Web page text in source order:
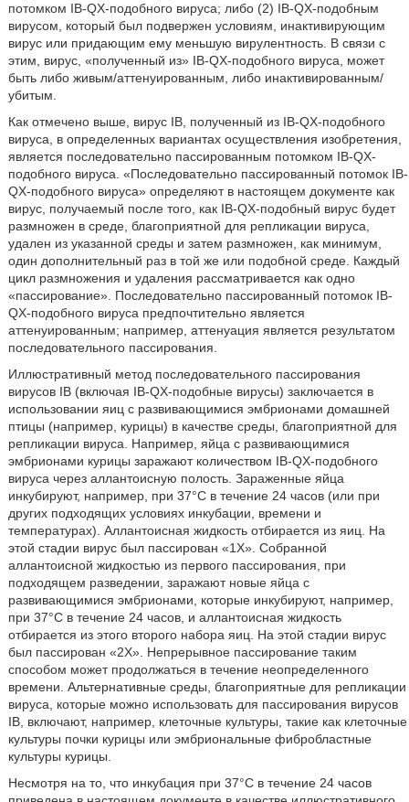
потомком IB-QX-подобного вируса; либо (2) IB-QX-подобным
вирусом, который был подвержен условиям, инактивирующим
вирус или придающим ему меньшую вирулентность. В связи с
этим, вирус, «полученный из» IB-QX-подобного вируса, может
быть либо живым/аттенуированным, либо инактивированным/
убитым.
Как отмечено выше, вирус IB, полученный из IB-QX-подобного
вируса, в определенных вариантах осуществления изобретения,
является последовательно пассированным потомком IB-QX-
подобного вируса. «Последовательно пассированный потомок IB-
QX-подобного вируса» определяют в настоящем документе как
вирус, получаемый после того, как IB-QX-подобный вирус будет
размножен в среде, благоприятной для репликации вируса,
удален из указанной среды и затем размножен, как минимум,
один дополнительный раз в той же или подобной среде. Каждый
цикл размножения и удаления рассматривается как одно
«пассирование». Последовательно пассированный потомок IB-
QX-подобного вируса предпочтительно является
аттенуированным; например, аттенуация является результатом
последовательного пассирования.
Иллюстративный метод последовательного пассирования
вирусов IB (включая IB-QX-подобные вирусы) заключается в
использовании яиц с развивающимися эмбрионами домашней
птицы (например, курицы) в качестве среды, благоприятной для
репликации вируса. Например, яйца с развивающимися
эмбрионами курицы заражают количеством IB-QX-подобного
вируса через аллантоисную полость. Зараженные яйца
инкубируют, например, при 37°С в течение 24 часов (или при
других подходящих условиях инкубации, времени и
температурах). Аллантоисная жидкость отбирается из яиц. На
этой стадии вирус был пассирован «1Х». Собранной
аллантоисной жидкостью из первого пассирования, при
подходящем разведении, заражают новые яйца с
развивающимися эмбрионами, которые инкубируют, например,
при 37°С в течение 24 часов, и аллантоисная жидкость
отбирается из этого второго набора яиц. На этой стадии вирус
был пассирован «2Х». Непрерывное пассирование таким
способом может продолжаться в течение неопределенного
времени. Альтернативные среды, благоприятные для репликации
вируса, которые можно использовать для пассирования вирусов
IB, включают, например, клеточные культуры, такие как клеточные
культуры почки курицы или эмбриональные фибробластные
культуры курицы.
Несмотря на то, что инкубация при 37°С в течение 24 часов